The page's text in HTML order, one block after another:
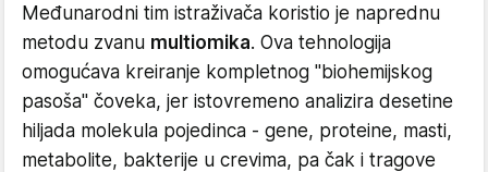
Međunarodni tim istraživača koristio je naprednu
metodu zvanu multiomika. Ova tehnologija
omogućava kreiranje kompletnog "biohemijskog
pasoša" čoveka, jer istovremeno analizira desetine
hiljada molekula pojedinca - gene, proteine, masti,
metabolite, bakterije u crevima, pa čak i tragove